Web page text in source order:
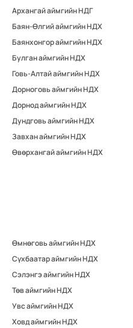
Архангай аймгийн НДГ
Баян-Өлгий аймгийн НДХ
Баянхонгор аймгийн НДХ
Булган аймгийн НДХ
Говь-Алтай аймгийн НДХ
Дорноговь аймгийн НДХ
Дорнод аймгийн НДХ
Дундговь аймгийн НДХ
Завхан аймгийн НДХ
Өвөрхангай аймгийн НДХ
Өмнөговь аймгийн НДХ
Сүхбаатар аймгийн НДХ
Сэлэнгэ аймгийн НДХ
Төв аймгийн НДХ
Увс аймгийн НДХ
Ховд аймгийн НДХ